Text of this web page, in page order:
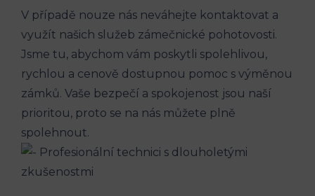
V případě nouze nás neváhejte kontaktovat a
využít našich služeb zámečnické pohotovosti.
Jsme tu, abychom vám poskytli spolehlivou,
rychlou a cenově dostupnou pomoc s výměnou
zámků. Vaše bezpečí a spokojenost jsou naší
prioritou, proto se na nás můžete plně
spolehnout.